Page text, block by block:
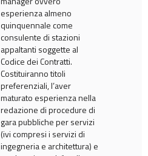
esperienza almeno
quinquennale come
consulente di stazioni
appaltanti soggette al
Codice dei Contratti.
Costituiranno titoli
preferenziali, l’aver
maturato esperienza nella
redazione di procedure di
gara pubbliche per servizi
(ivi compresi i servizi di
ingegneria e architettura) e